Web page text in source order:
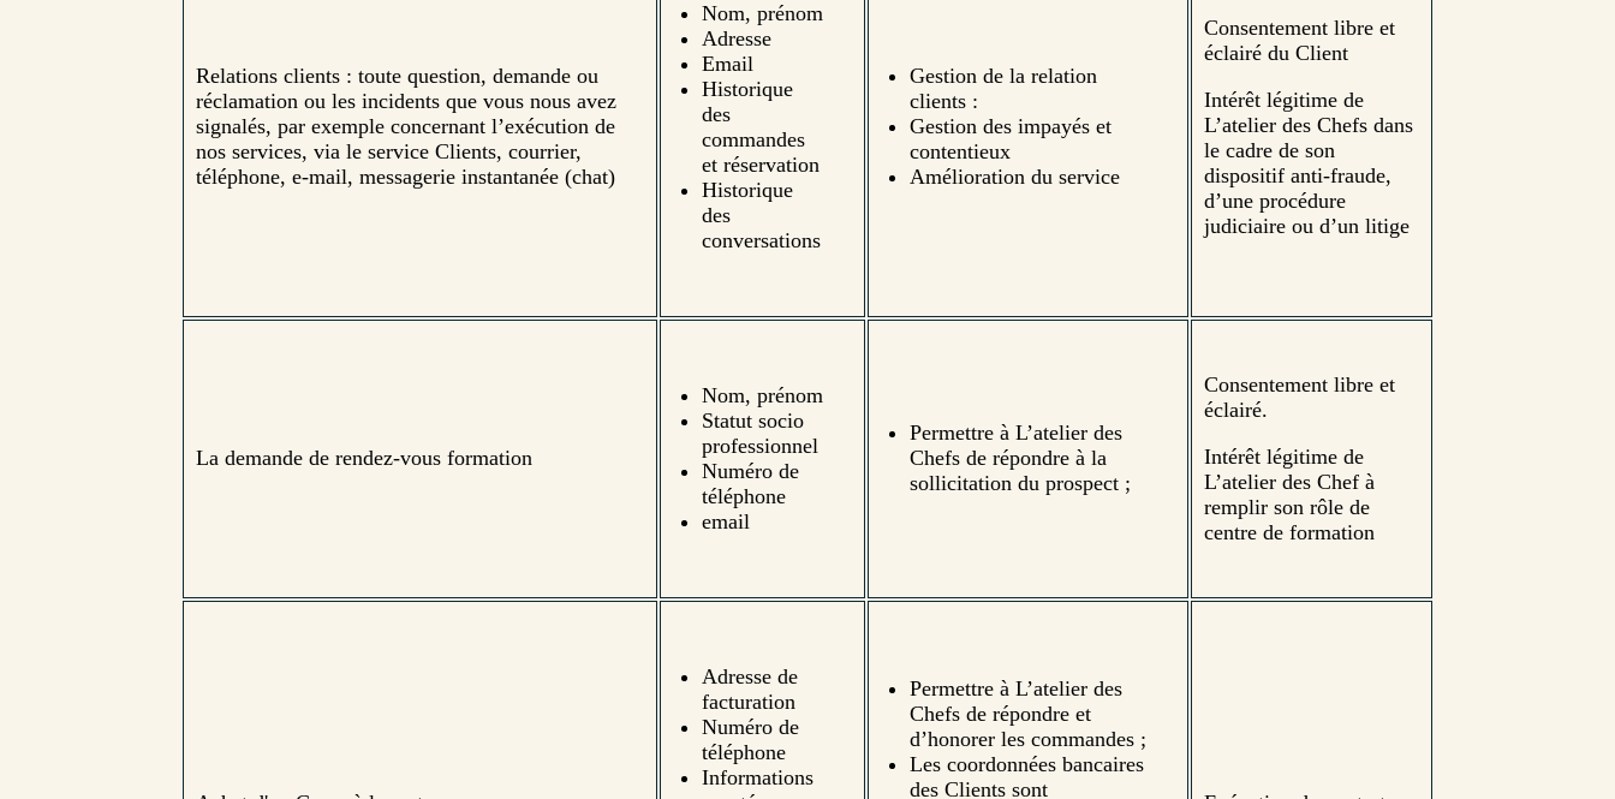
Relations clients : toute question, demande ou
réclamation ou les incidents que vous nous avez
signalés, par exemple concernant l’exécution de
nos services, via le service Clients, courrier,
téléphone, e-mail, messagerie instantanée (chat)
Nom, prénom
Adresse
Email
Historique
des
commandes
et réservation
Historique
des
conversations
Gestion de la relation
clients :
Gestion des impayés et
contentieux
Amélioration du service
Consentement libre et
éclairé du Client
Intérêt légitime de
L’atelier des Chefs dans
le cadre de son
dispositif anti-fraude,
d’une procédure
judiciaire ou d’un litige
La demande de rendez-vous formation
Nom, prénom
Statut socio
professionnel
Numéro de
téléphone
email
Permettre à L’atelier des
Chefs de répondre à la
sollicitation du prospect ;
Consentement libre et
éclairé.
Intérêt légitime de
L’atelier des Chef à
remplir son rôle de
centre de formation
Adresse de
facturation
Numéro de
téléphone
Informations
Permettre à L’atelier des
Chefs de répondre et
d’honorer les commandes ;
Les coordonnées bancaires
des Clients sont